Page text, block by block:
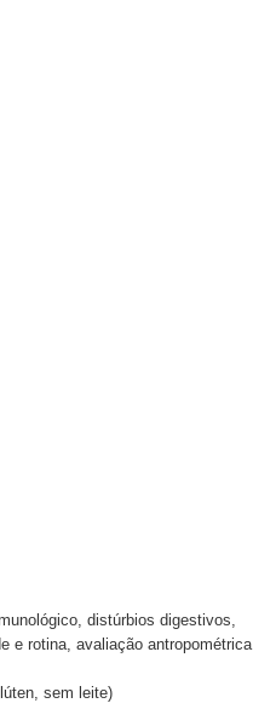
distúrbios digestivos,
e rotina, avaliação antropométrica
sem leite)